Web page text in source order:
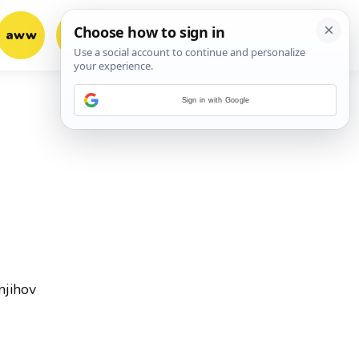
aww vrh! woot?!
Sign in with Google